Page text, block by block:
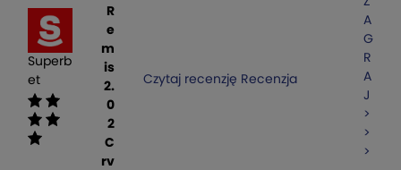
Superb
et
R
e
m
is
2.
0
2
C
rv
Czytaj recenzję Recenzja
A
G
R
A
J
>
>
>